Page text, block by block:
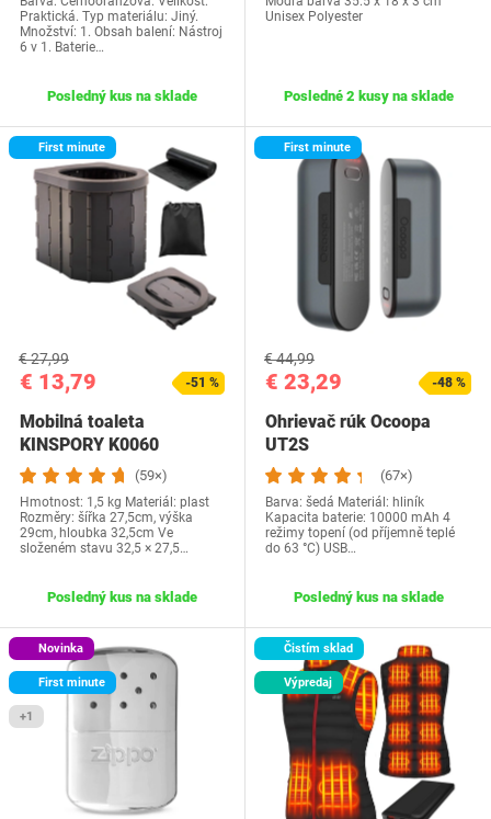
Praktická. Typ materiálu: Jiný.
Množství: 1. Obsah balení: Nástroj
6 v 1. Baterie…
Posledný kus na sklade
Unisex Polyester
Posledné 2 kusy na sklade
First minute
€ 13,79
€ 27,99
-51 %
Mobilná toaleta
KINSPORY K0060
(59×)
Hmotnost: 1,5 kg Materiál: plast
Rozměry: šířka 27,5cm, výška
29cm, hloubka 32,5cm Ve
složeném stavu 32,5 × 27,5…
Posledný kus na sklade
First minute
€ 23,29
€ 44,99
-48 %
Ohrievač rúk Ocoopa
UT2S
(67×)
Barva: šedá Materiál: hliník
Kapacita baterie: 10000 mAh 4
režimy topení (od příjemně teplé
do 63 °C) USB…
Posledný kus na sklade
Novinka
First minute
+1
Čistím sklad
Výpredaj